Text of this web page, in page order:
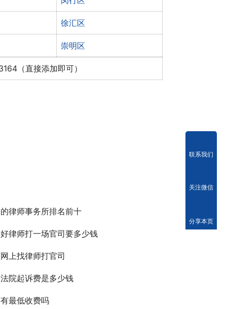
徐汇区
崇明区
（直接添加即可）
律师事务所排名前十
律师打一场官司要多少钱
上找律师打官司
院起诉费是多少钱
最低收费吗
联系我们
关注微信
分享本页